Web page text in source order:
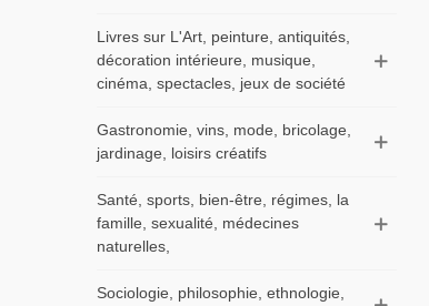
Livres sur L'Art, peinture, antiquités,
décoration intérieure, musique,
cinéma, spectacles, jeux de société
Gastronomie, vins, mode, bricolage,
jardinage, loisirs créatifs
Santé, sports, bien-être, régimes, la
famille, sexualité, médecines
naturelles,
Sociologie, philosophie, ethnologie,